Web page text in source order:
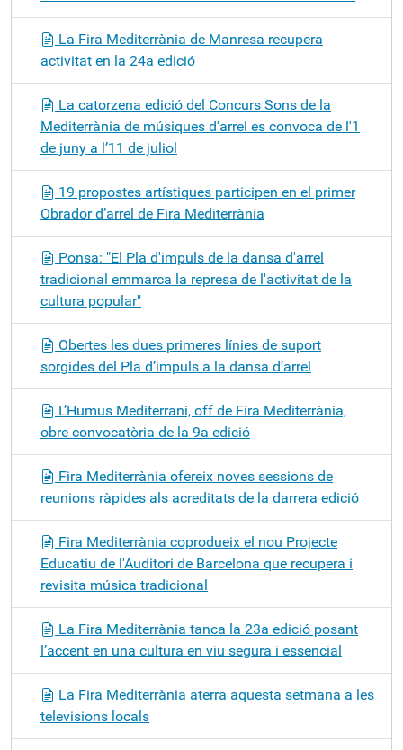
La Fira Mediterrània de Manresa recupera
activitat en la 24a edició
La catorzena edició del Concurs Sons de la
Mediterrània de músiques d'arrel es convoca de l'1
de juny a l’11 de juliol
19 propostes artístiques participen en el primer
Obrador d’arrel de Fira Mediterrània
Ponsa: "El Pla d'impuls de la dansa d'arrel
tradicional emmarca la represa de l'activitat de la
cultura popular"
Obertes les dues primeres línies de suport
sorgides del Pla d’impuls a la dansa d’arrel
L’Humus Mediterrani, off de Fira Mediterrània,
obre convocatòria de la 9a edició
Fira Mediterrània ofereix noves sessions de
reunions ràpides als acreditats de la darrera edició
Fira Mediterrània coprodueix el nou Projecte
Educatiu de l'Auditori de Barcelona que recupera i
revisita música tradicional
La Fira Mediterrània tanca la 23a edició posant
l’accent en una cultura en viu segura i essencial
La Fira Mediterrània aterra aquesta setmana a les
televisions locals